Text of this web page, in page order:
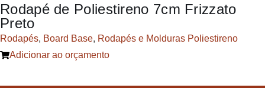
Rodapé de Poliestireno 7cm Frizzato
Preto
Rodapés, Board Base, Rodapés e Molduras Poliestireno
Adicionar ao orçamento